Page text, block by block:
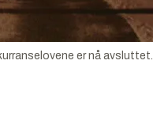
er nå avsluttet.